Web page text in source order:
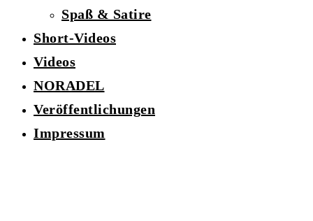
Spaß & Satire
Short-Videos
Videos
NORADEL
Veröffentlichungen
Impressum